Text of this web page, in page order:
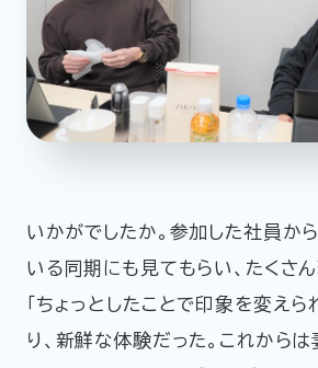
いかがでしたか。参加した社員か
いる同期にも見てもらい、たくさん
「ちょっとしたことで印象を変え
り、新鮮な体験だった。これから